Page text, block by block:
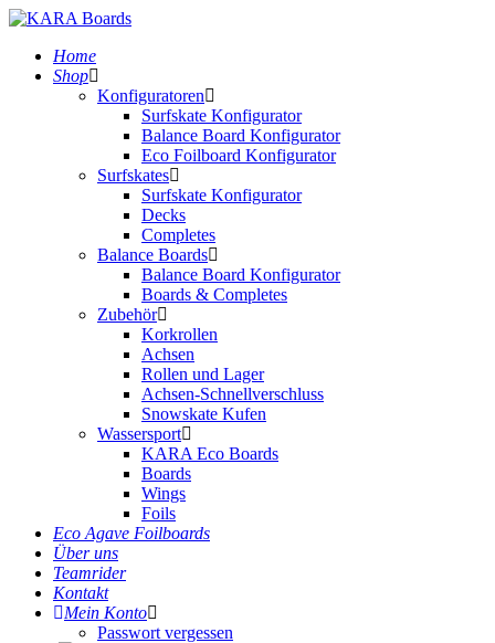
Home
Shop
Konfiguratoren
Surfskate Konfigurator
Balance Board Konfigurator
Eco Foilboard Konfigurator
Surfskates
Surfskate Konfigurator
Decks
Completes
Balance Boards
Balance Board Konfigurator
Boards & Completes
Zubehör
Korkrollen
Achsen
Rollen und Lager
Achsen-Schnellverschluss
Snowskate Kufen
Wassersport
KARA Eco Boards
Boards
Wings
Foils
Eco Agave Foilboards
Über uns
Teamrider
Kontakt
Mein Konto
Passwort vergessen